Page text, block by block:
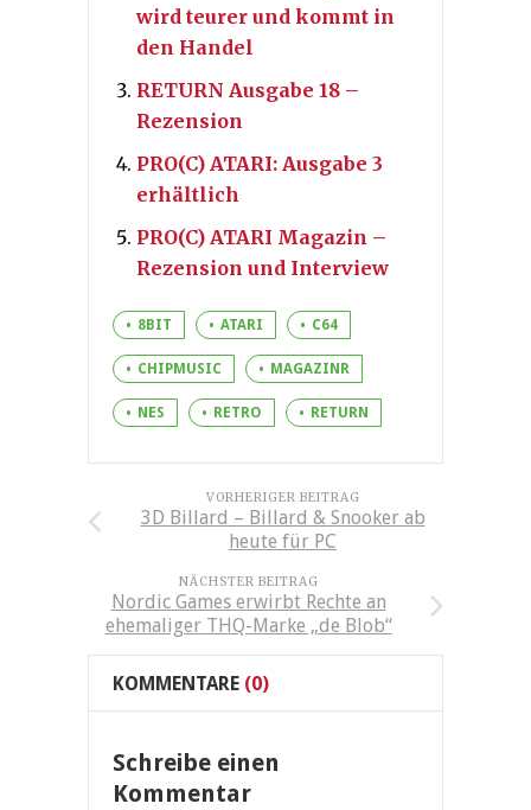
wird teurer und kommt in
den Handel
RETURN Ausgabe 18 –
Rezension
PRO(C) ATARI: Ausgabe 3
erhältlich
PRO(C) ATARI Magazin –
Rezension und Interview
8BIT ATARI C64
CHIPMUSIC MAGAZINR
NES RETRO RETURN
VORHERIGER BEITRAG
3D Billard – Billard & Snooker ab
heute für PC
NÄCHSTER BEITRAG
Nordic Games erwirbt Rechte an
ehemaliger THQ-Marke „de Blob“
KOMMENTARE (0)
Schreibe einen
Kommentar